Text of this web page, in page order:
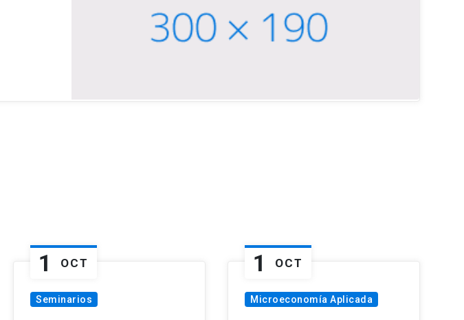
1 OCT
Seminarios
1 OCT
Microeconomía Aplicada